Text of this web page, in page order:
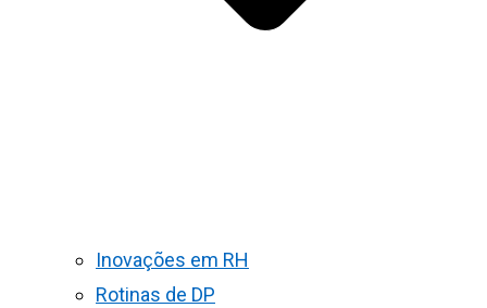
Inovações em RH
Rotinas de DP